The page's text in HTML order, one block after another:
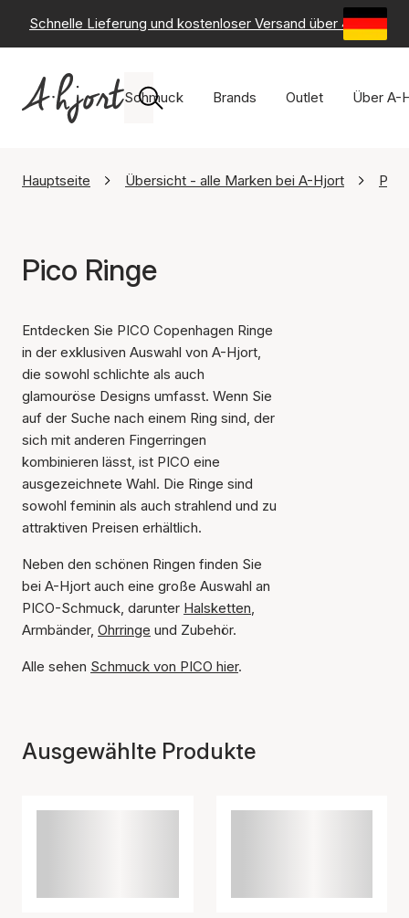
Schnelle Lieferung und kostenloser Versand über 49 € -
Schmuck Brands Outlet Über A-
Hauptseite Übersicht - alle Marken bei A-Hjort Pico
Pico Ringe
Entdecken Sie PICO Copenhagen Ringe
in der exklusiven Auswahl von A-Hjort,
die sowohl schlichte als auch
glamouröse Designs umfasst. Wenn Sie
auf der Suche nach einem Ring sind, der
sich mit anderen Fingerringen
kombinieren lässt, ist PICO eine
ausgezeichnete Wahl. Die Ringe sind
sowohl feminin als auch strahlend und zu
attraktiven Preisen erhältlich.
Neben den schönen Ringen finden Sie
bei A-Hjort auch eine große Auswahl an
PICO-Schmuck, darunter Halsketten,
Armbänder, Ohrringe und Zubehör.
Alle sehen Schmuck von PICO hier.
Ausgewählte Produkte